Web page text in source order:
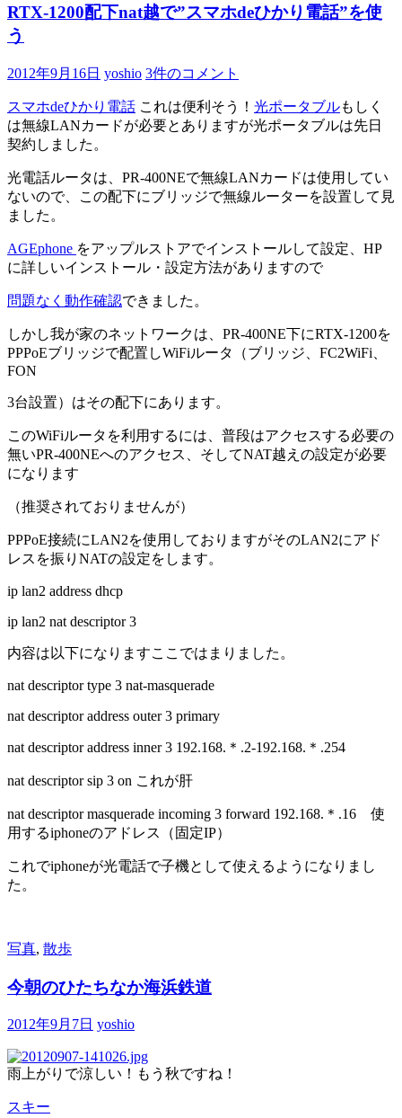
RTX-1200配下nat越で”スマホdeひかり電話”を使
う
2012年9月16日 yoshio 3件のコメント
スマホdeひかり電話 これは便利そう！ 光ポータブルもしく
は無線LANカードが必要とありますが光ポータブルは先日
契約しました。
光電話ルータは、PR-400NEで無線LANカードは使用してい
ないので、この配下にブリッジで無線ルーターを設置して見
ました。
AGEphone をアップルストアでインストールして設定、HP
に詳しいインストール・設定方法がありますので
問題なく動作確認できました。
しかし我が家のネットワークは、PR-400NE下にRTX-1200を
PPPoEブリッジで配置しWiFiルータ（ブリッジ、FC2WiFi、
FON
3台設置）はその配下にあります。
このWiFiルータを利用するには、普段はアクセスする必要の
無いPR-400NEへのアクセス、そしてNAT越えの設定が必要
になります
（推奨されておりませんが）
PPPoE接続にLAN2を使用しておりますがそのLAN2にアド
レスを振りNATの設定をします。
ip lan2 address dhcp
ip lan2 nat descriptor 3
内容は以下になりますここではまりました。
nat descriptor type 3 nat-masquerade
nat descriptor address outer 3 primary
nat descriptor address inner 3 192.168.＊.2-192.168.＊.254
nat descriptor sip 3 on これが肝
nat descriptor masquerade incoming 3 forward 192.168.＊.16 使
用するiphoneのアドレス（固定IP）
これでiphoneが光電話で子機として使えるようになりまし
た。
写真, 散歩
今朝のひたちなか海浜鉄道
2012年9月7日 yoshio
雨上がりで涼しい！もう秋ですね！
スキー